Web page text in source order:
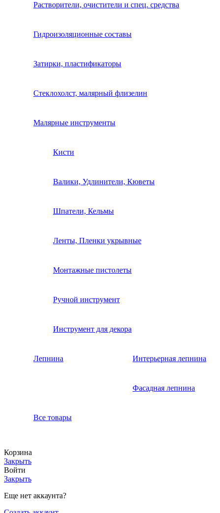
Растворители, очистители и спец. средства
Гидроизоляционные составы
Затирки, пластификаторы
Стеклохолст, малярный флизелин
Малярные инструменты
Кисти
Валики, Удлинители, Кюветы
Шпатели, Кельмы
Ленты, Пленки укрывные
Монтажные пистолеты
Ручной инструмент
Инструмент для декора
Лепнина Интерьерная лепнина
Фасадная лепнина
Все товары
Корзина
Закрыть
Войти
Закрыть
Еще нет аккаунта?